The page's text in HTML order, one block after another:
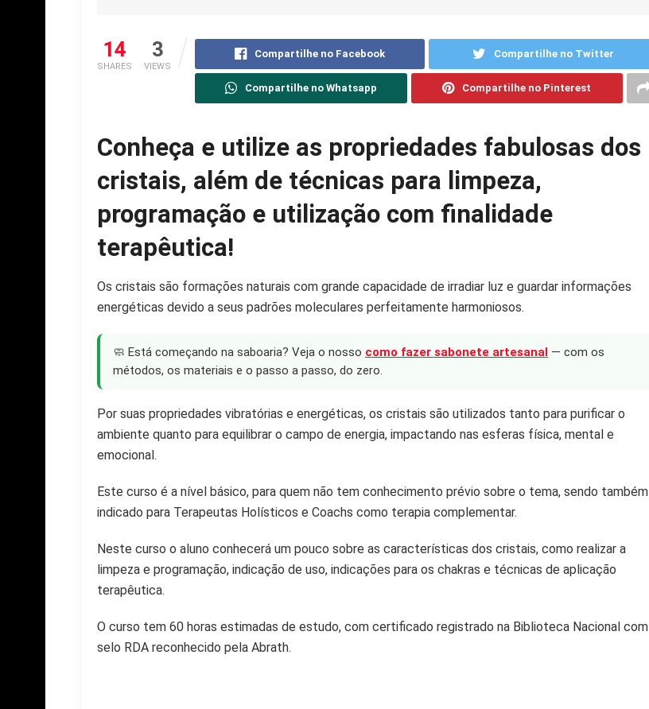
14
SHARES
3
VIEWS
Compartilhe no Facebook Compartilhe no Twitter
Compartilhe no Whatsapp Compartilhe no Pinterest
Conheça e utilize as propriedades fabulosas dos
cristais, além de técnicas para limpeza,
programação e utilização com finalidade
terapêutica!
Os cristais são formações naturais com grande capacidade de irradiar luz e guardar informações
energéticas devido a seus padrões moleculares perfeitamente harmoniosos.
🧼 Está começando na saboaria? Veja o nosso como fazer sabonete artesanal — com os
métodos, os materiais e o passo a passo, do zero.
Por suas propriedades vibratórias e energéticas, os cristais são utilizados tanto para purificar o
ambiente quanto para equilibrar o campo de energia, impactando nas esferas física, mental e
emocional.
Este curso é a nível básico, para quem não tem conhecimento prévio sobre o tema, sendo também
indicado para Terapeutas Holísticos e Coachs como terapia complementar.
Neste curso o aluno conhecerá um pouco sobre as características dos cristais, como realizar a
limpeza e programação, indicação de uso, indicações para os chakras e técnicas de aplicação
terapêutica.
O curso tem 60 horas estimadas de estudo, com certificado registrado na Biblioteca Nacional com
selo RDA reconhecido pela Abrath.